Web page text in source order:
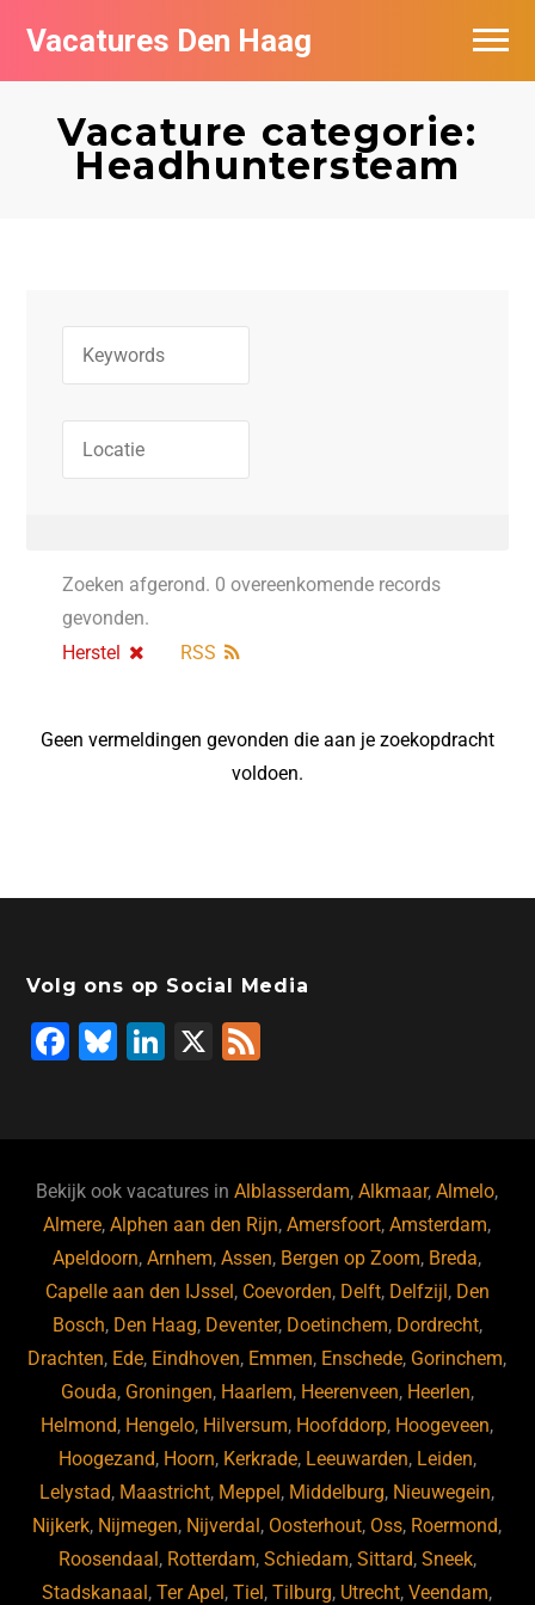
Vacatures Den Haag
Vacature categorie:
Headhuntersteam
Zoeken afgerond. 0 overeenkomende records
gevonden.
Herstel
RSS
Geen vermeldingen gevonden die aan je zoekopdracht
voldoen.
Volg ons op Social Media
F
b
o
o
k
Bl
ky
Li
dI
n
X
Bekijk ook vacatures inAlblasserdam,Alkmaar,Almelo,
Almere,Alphen aan den Rijn,Amersfoort,Amsterdam,
Apeldoorn,Arnhem,Assen, Bergen op Zoom, Breda,
Capelle aan den IJssel , Coevorden, Delft, Delfzijl , Den
Bosch, Den Haag, Deventer, Doetinchem, Dordrecht,
Drachten, Ede, Eindhoven, Emmen, Enschede, Gorinchem,
Gouda, Groningen, Haarlem, Heerenveen, Heerlen,
Helmond, Hengelo, Hilversum, Hoofddorp, Hoogeveen,
Hoogezand, Hoorn, Kerkrade, Leeuwarden, Leiden,
Lelystad, Maastricht, Meppel , Middelburg, Nieuwegein,
Nijkerk, Nijmegen, Nijverdal , Oosterhout, Oss, Roermond,
Roosendaal , Rotterdam, Schiedam, Sittard, Sneek,
Stadskanaal ,Ter Apel ,Tiel ,Tilburg, Utrecht,Veendam,
Vacatures per bedrijf in Den Haag
Populair